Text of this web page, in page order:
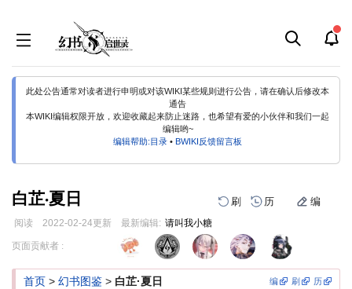
此处公告通常对读者进行申明或对该WIKI某些规则进行公告，请在确认后修改本
通告
本WIKI编辑权限开放，欢迎收藏起来防止迷路，也希望有爱的小伙伴和我们一起
编辑哟~
编辑帮助:目录 • BWIKI反馈留言板
白芷·夏日 刷 历 编
阅读 2022-02-24更新 最新编辑: 请叫我小糖
跳
导
跳
搜
页面贡献者 :
编 刷 历
首页 > 幻书图鉴 > 白芷·夏日